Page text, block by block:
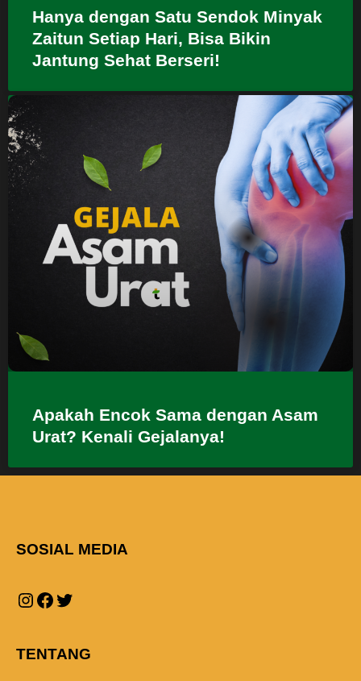
Hanya dengan Satu Sendok Minyak
Zaitun Setiap Hari, Bisa Bikin
Jantung Sehat Berseri!
Apakah Encok Sama dengan Asam
Urat? Kenali Gejalanya!
SOSIAL MEDIA
TENTANG